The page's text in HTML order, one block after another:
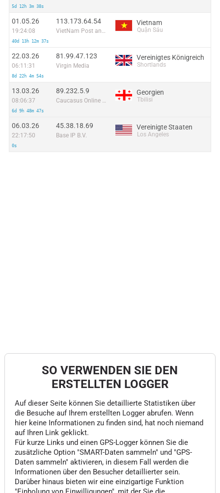
5d 12h 3m 38s
01.05.26
19:24:08
40d 13h 12m 37s
113.173.64.54
VietNam Post and Telecom Corporation
Vietnam
Quận Sáu
22.03.26
06:11:31
8d 22h 4m 54s
81.99.47.123
Virgin Media
Vereinigtes Königreich
Shortlands
13.03.26
08:06:37
6d 9h 48m 47s
89.232.5.9
Caucasus Online LLC
Georgien
Tbilisi
06.03.26
22:17:50
0s
45.38.18.69
Base IP B.V.
Vereinigte Staaten
Los Angeles
SO VERWENDEN SIE DEN
ERSTELLTEN LOGGER
Auf dieser Seite können Sie detaillierte Statistiken über
die Besuche auf Ihrem erstellten Logger abrufen. Wenn
hier keine Informationen zu finden sind, hat noch niemand
auf Ihren Link geklickt.
Für kurze Links und einen GPS-Logger können Sie die
zusätzliche Option "SMART-Daten sammeln" und "GPS-
Daten sammeln" aktivieren, in diesem Fall werden die
Informationen über den Besucher detaillierter sein.
Darüber hinaus bieten wir eine einzigartige Funktion